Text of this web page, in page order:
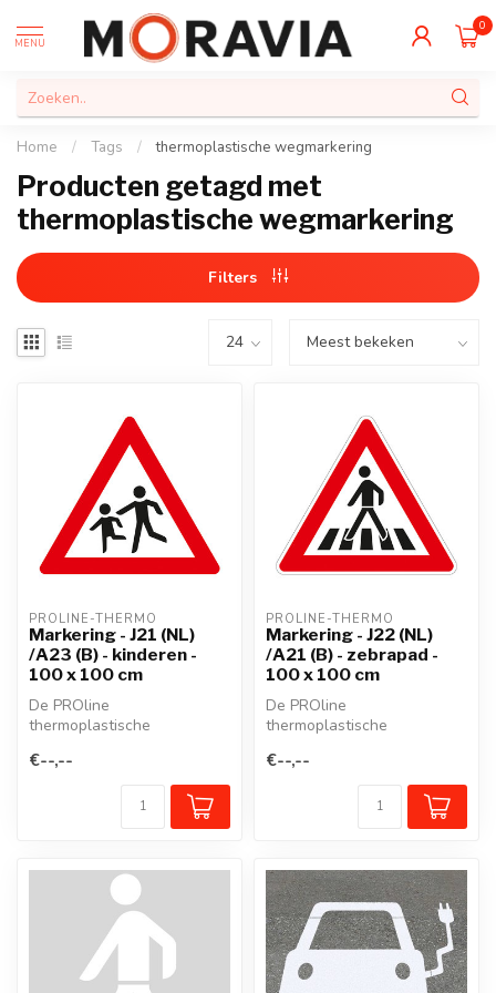
MENU
0
Home / Tags / thermoplastische wegmarkering
Producten getagd met
thermoplastische wegmarkering
Filters
PROLINE-THERMO
Markering - J21 (NL)
/A23 (B) - kinderen -
100 x 100 cm
De PROline
thermoplastische
voorgevormd
thermoplastisch mate...
€--,--
PROLINE-THERMO
Markering - J22 (NL)
/A21 (B) - zebrapad -
100 x 100 cm
De PROline
thermoplastische
voorgevormd
thermoplastisch mate...
€--,--